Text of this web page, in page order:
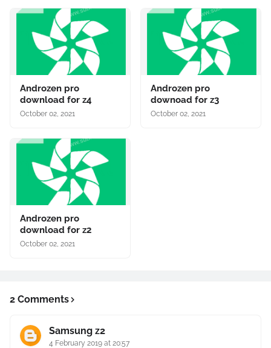
Androzen pro
download for z4
October 02, 2021
Androzen pro
downoad for z3
October 02, 2021
Androzen pro
download for z2
October 02, 2021
2 Comments
Samsung z2
4 February 2019 at 20:57